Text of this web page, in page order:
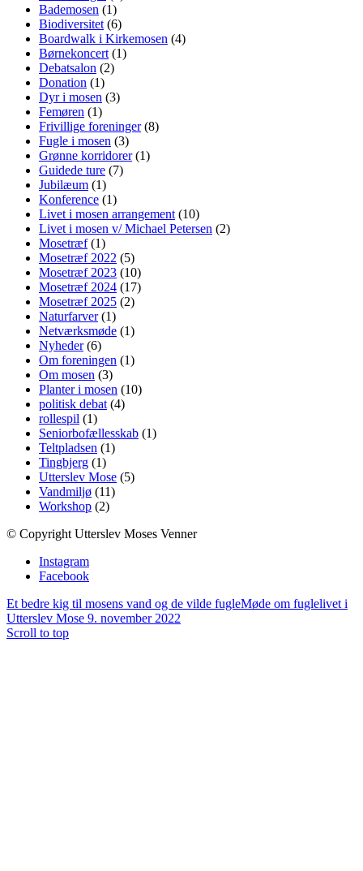
Bademosen (1)
Biodiversitet (6)
Boardwalk i Kirkemosen (4)
Børnekoncert (1)
Debatsalon (2)
Donation (1)
Dyr i mosen (3)
Femøren (1)
Frivillige foreninger(8)
Fugle i mosen (3)
Grønne korridorer(1)
Guidede ture (7)
Jubilæum (1)
Konference (1)
Livet i mosen arrangement (10)
Livet i mosen v/ Michael Petersen (2)
Mosetræf(1)
Mosetræf 2022 (5)
Mosetræf 2023 (10)
Mosetræf 2024 (17)
Mosetræf 2025 (2)
Naturfarver(1)
Netværksmøde (1)
Nyheder(6)
Om foreningen (1)
Om mosen (3)
Planter i mosen (10)
politisk debat (4)
rollespil (1)
Seniorbofællesskab (1)
Teltpladsen (1)
Tingbjerg (1)
Utterslev Mose (5)
Vandmiljø (11)
Workshop (2)
© Copyright Utterslev Moses Venner
Instagram
Facebook
Et bedre kig til mosens vand og de vilde fugleMøde om fuglelivet i
Utterslev Mose 9. november 2022
Scroll to top